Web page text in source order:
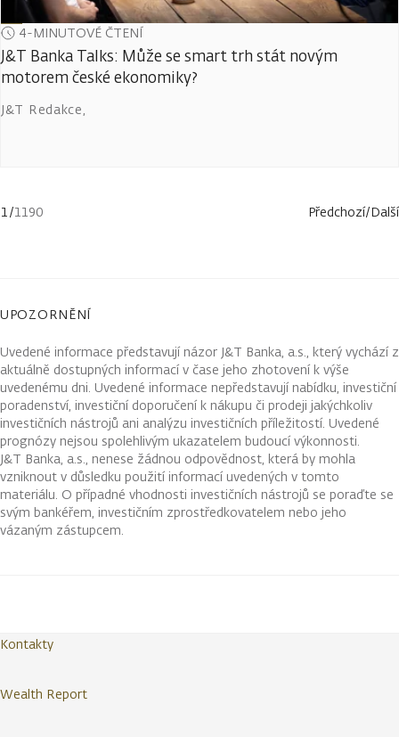
4-MINUTOVÉ ČTENÍ
J&T Banka Talks: Může se smart trh stát novým
motorem české ekonomiky?
J&T Redakce,
1/1190 Předchozí/Další
UPOZORNĚNÍ
Uvedené informace představují názor J&T Banka, a.s., který vychází z
aktuálně dostupných informací v čase jeho zhotovení k výše
uvedenému dni. Uvedené informace nepředstavují nabídku, investiční
poradenství, investiční doporučení k nákupu či prodeji jakýchkoliv
investičních nástrojů ani analýzu investičních příležitostí. Uvedené
prognózy nejsou spolehlivým ukazatelem budoucí výkonnosti.
J&T Banka, a.s., nenese žádnou odpovědnost, která by mohla
vzniknout v důsledku použití informací uvedených v tomto
materiálu. O případné vhodnosti investičních nástrojů se poraďte se
svým bankéřem, investičním zprostředkovatelem nebo jeho
vázaným zástupcem.
Kontakty
Wealth Report